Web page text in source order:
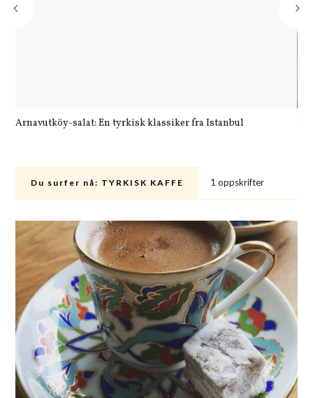
Arnavutköy-salat: En tyrkisk klassiker fra Istanbul
Du surfer nå: TYRKISK KAFFE 1 oppskrifter